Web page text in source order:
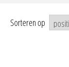
Sorteren op